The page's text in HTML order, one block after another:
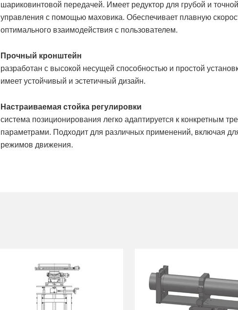
шариковинтовой передачей. Имеет редуктор для грубой и
управления с помощью маховика. Обеспечивает плавную
оптимального взаимодействия с пользователем.
Прочный кронштейн
разработан с высокой несущей способностью и простой
имеет устойчивый и эстетичный дизайн.
Настраиваемая стойка регулировки
система позиционирования легко адаптируется к конкретным
параметрами. Подходит для различных применений, включая
режимов движения.